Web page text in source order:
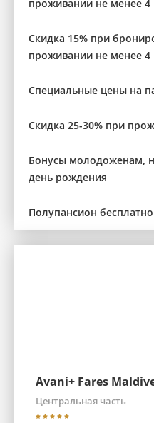
проживании не менее 4
Cкидка 15% при
проживании не менее 4
Специальные цены на
Скидка 25-30% при
Бонусы молодоженам,
день рождения
Полупансион бесплатно
Avani+ Fares
Центральная часть